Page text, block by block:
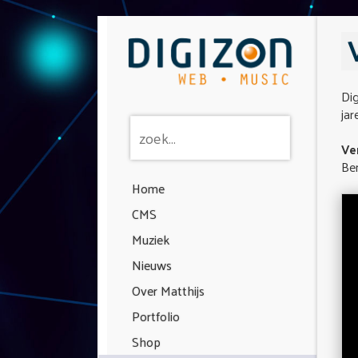
Home
CMS
Muziek
Nieuws
Over Matthijs
Portfolio
Shop